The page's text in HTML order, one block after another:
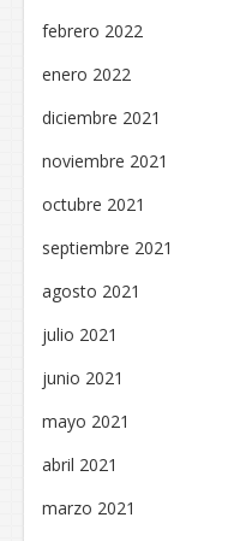
febrero 2022
enero 2022
diciembre 2021
noviembre 2021
octubre 2021
septiembre 2021
agosto 2021
julio 2021
junio 2021
mayo 2021
abril 2021
marzo 2021